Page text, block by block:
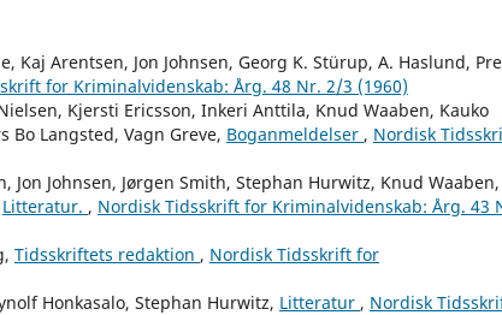
Kaj Arentsen, Jon Johnsen, Georg K. Stürup, A. Haslund,
for Kriminalvidenskab: Årg. 48 Nr. 2/3 (1960)
Kjersti Ericsson, Inkeri Anttila, Knud Waaben, Kauko
Bo Langsted, Vagn Greve, Boganmeldelser , Nordisk
Jon Johnsen, Jørgen Smith, Stephan Hurwitz, Knud Waaben,
Litteratur. , Nordisk Tidsskrift for Kriminalvidenskab: Årg. 43
Tidsskriftets redaktion , Nordisk Tidsskrift for
Honkasalo, Stephan Hurwitz, Litteratur , Nordisk